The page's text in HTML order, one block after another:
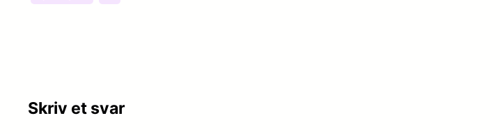
Skriv et svar